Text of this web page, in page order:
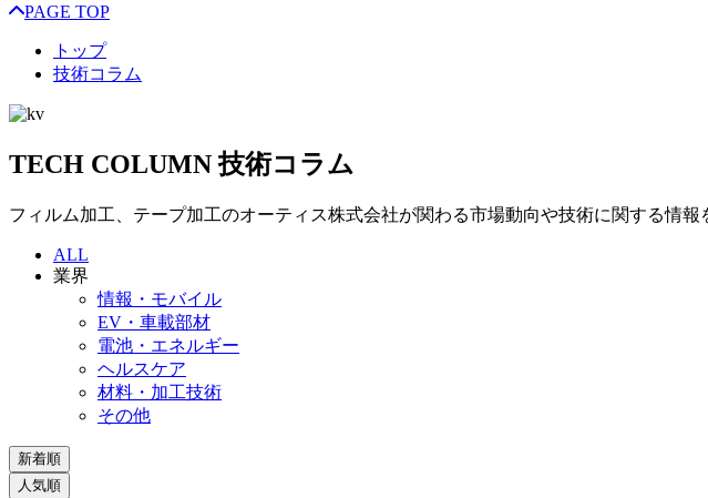
PAGE TOP
トップ
技術コラム
TECH COLUMN 技術コラム
フィルム加工、テープ加工のオーティス株式会社が関わる市場動向や技術に関する情報
ALL
業界
情報・モバイル
EV・車載部材
電池・エネルギー
ヘルスケア
材料・加工技術
その他